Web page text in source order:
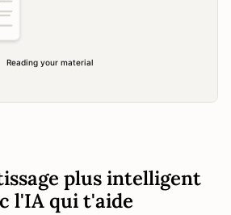
plus intelligent
l'IA qui t'aide